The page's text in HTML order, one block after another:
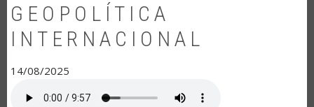
GEOPOLÍTICA
INTERNACIONAL
14/08/2025